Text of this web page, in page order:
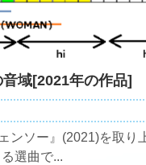
域[2021年の作品]
ンソー』(2021)を取り
選曲で...